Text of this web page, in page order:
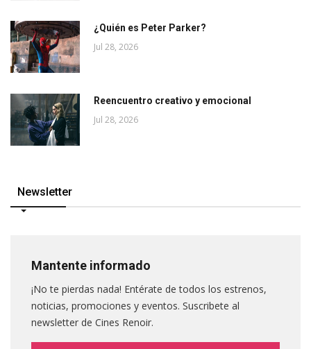
¿Quién es Peter Parker?
Jul 28, 2026
Reencuentro creativo y emocional
Jul 28, 2026
Newsletter
Mantente informado
¡No te pierdas nada! Entérate de todos los estrenos,
noticias, promociones y eventos. Suscribete al
newsletter de Cines Renoir.